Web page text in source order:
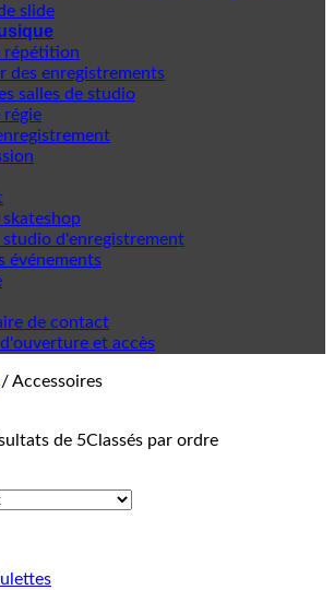
slide
répétition
des enregistrements
salles de studio
régie
skateshop
studio d'enregistrement
événements
de contact
et accès
/Accessoires
de 5Classés par ordre